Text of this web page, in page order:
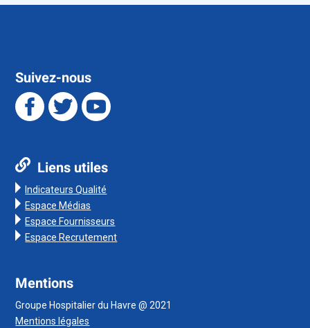
Suivez-nous
Liens utiles
Indicateurs Qualité
Espace Médias
Espace Fournisseurs
Espace Recrutement
Mentions
Groupe Hospitalier du Havre @ 2021
Mentions légales